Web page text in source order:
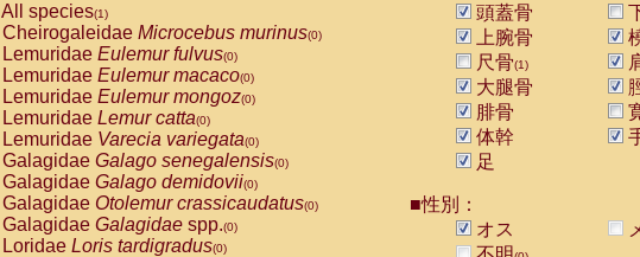
All species(1)
Cheirogaleidae Microcebus murinus(0)
Lemuridae Eulemur fulvus(0)
Lemuridae Eulemur macaco(0)
Lemuridae Eulemur mongoz(0)
Lemuridae Lemur catta(0)
Lemuridae Varecia variegata(0)
Galagidae Galago senegalensis(0)
Galagidae Galago demidovii(0)
Galagidae Otolemur crassicaudatus(0)
Galagidae Galagidae spp.(0)
Loridae Loris tardigradus(0)
頭蓋骨
上腕骨
尺骨(1)
大腿骨
腓骨
体幹
足
■性別：
オス